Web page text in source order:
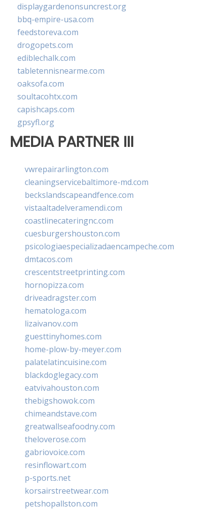
displaygardenonsuncrest.org
bbq-empire-usa.com
feedstoreva.com
drogopets.com
ediblechalk.com
tabletennisnearme.com
oaksofa.com
soultacohtx.com
capishcaps.com
gpsyfl.org
MEDIA PARTNER III
vwrepairarlington.com
cleaningservicebaltimore-md.com
beckslandscapeandfence.com
vistaaltadelveramendi.com
coastlinecateringnc.com
cuesburgershouston.com
psicologiaespecializadaencampeche.com
dmtacos.com
crescentstreetprinting.com
hornopizza.com
driveadragster.com
hematologa.com
lizaivanov.com
guesttinyhomes.com
home-plow-by-meyer.com
palatelatincuisine.com
blackdoglegacy.com
eatvivahouston.com
thebigshowok.com
chimeandstave.com
greatwallseafoodny.com
theloverose.com
gabriovoice.com
resinflowart.com
p-sports.net
korsairstreetwear.com
petshopallston.com